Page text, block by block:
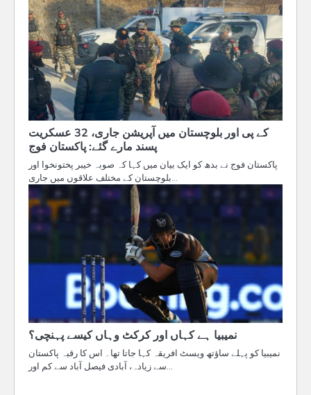
کے پی اور بلوچستان میں آپریشن جاری، 32 عسکریت
پسند مارے گئے: پاکستان فوج
پاکستان فوج نے بدھ کو ایک بیان میں کہا کہ صوبہ خیبر پختونخوا اور
بلوچستان کے مختلف علاقوں میں جاری…
نمیبیا ہے کہاں اور کرکٹ وہاں کیسے پہنچی؟
نمیبیا کو پہلے ساؤتھ ویسٹ افریقہ کہا جاتا تھا۔ اس کا رقبہ پاکستان
سے زیادہ، آبادی فیصل آباد سے کم اور…